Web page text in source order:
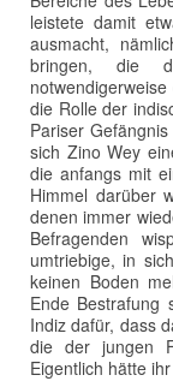
leistete damit
ausmacht,
bringen, die
die Rolle der
Pariser
sich Zino Wey
die anfangs mit
Himmel darüber
denen immer
Befragenden
umtriebige, in
keinen Boden
Ende Bestrafung
Indiz dafür, dass
die der jungen
Eigentlich hätte